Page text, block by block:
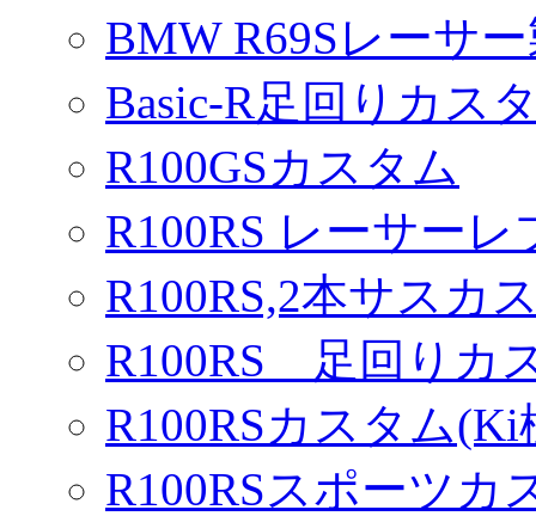
BMW R69Sレーサ
Basic-R足回りカス
R100GSカスタム
R100RS レーサー
R100RS,2本サスカ
R100RS 足回りカ
R100RSカスタム(Ki
R100RSスポーツカ